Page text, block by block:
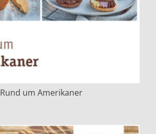
Rund um Amerikaner